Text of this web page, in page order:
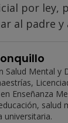
por ley,
al padre y
Salud Mental y
Enseñanza
salud
universitaria.